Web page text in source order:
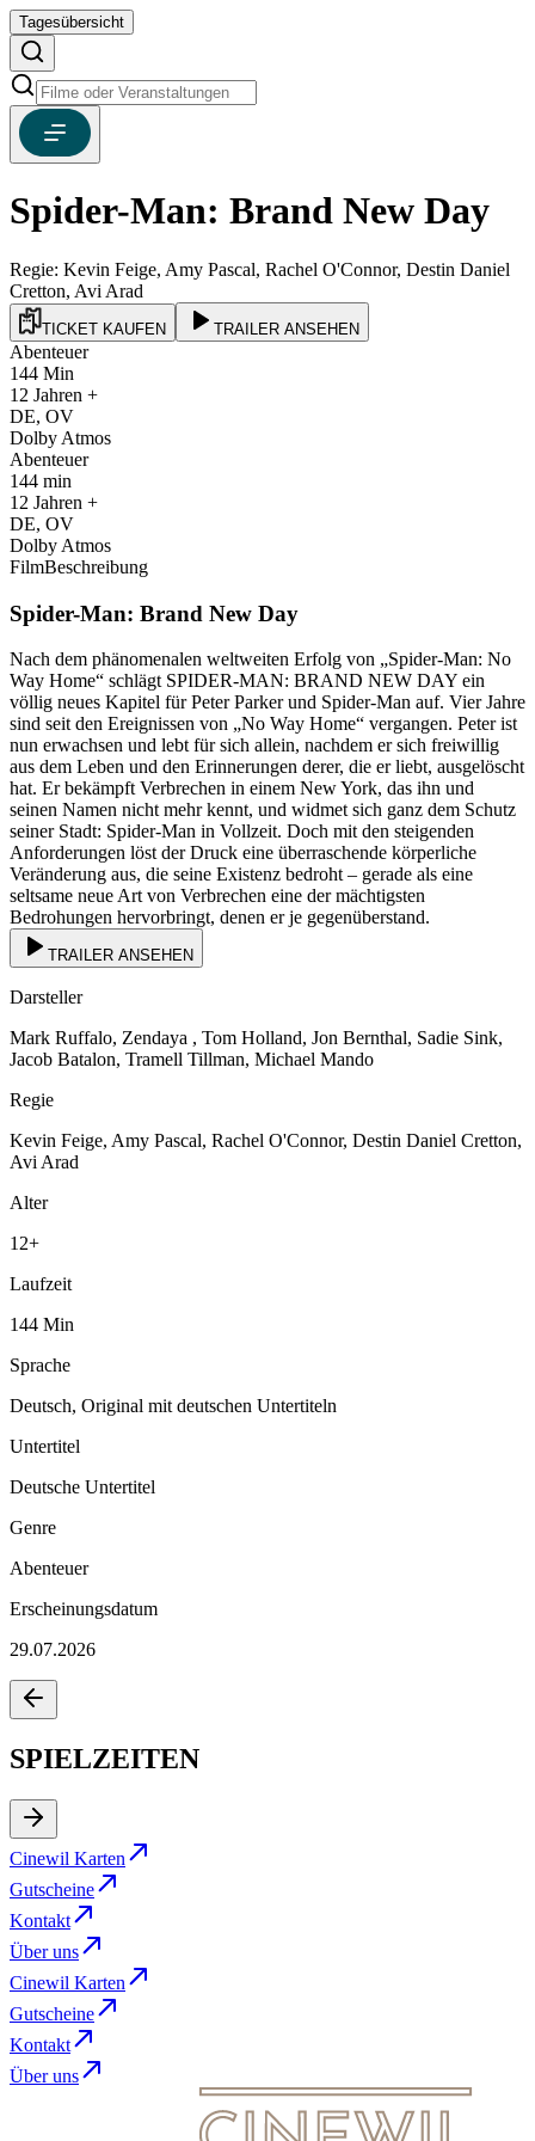
Tagesübersicht
Spider-Man: Brand New Day
Regie: Kevin Feige, Amy Pascal, Rachel O'Connor, Destin Daniel
Cretton, Avi Arad
TICKET KAUFEN TRAILER ANSEHEN
Abenteuer
144 Min
12 Jahren +
DE, OV
Dolby Atmos
Abenteuer
144 min
12 Jahren +
DE, OV
Dolby Atmos
FilmBeschreibung
Spider-Man: Brand New Day
Nach dem phänomenalen weltweiten Erfolg von „Spider-Man: No
Way Home“ schlägt SPIDER-MAN: BRAND NEW DAY ein
völlig neues Kapitel für Peter Parker und Spider-Man auf. Vier Jahre
sind seit den Ereignissen von „No Way Home“ vergangen. Peter ist
nun erwachsen und lebt für sich allein, nachdem er sich freiwillig
aus dem Leben und den Erinnerungen derer, die er liebt, ausgelöscht
hat. Er bekämpft Verbrechen in einem New York, das ihn und
seinen Namen nicht mehr kennt, und widmet sich ganz dem Schutz
seiner Stadt: Spider-Man in Vollzeit. Doch mit den steigenden
Anforderungen löst der Druck eine überraschende körperliche
Veränderung aus, die seine Existenz bedroht – gerade als eine
seltsame neue Art von Verbrechen eine der mächtigsten
Bedrohungen hervorbringt, denen er je gegenüberstand.
TRAILER ANSEHEN
Darsteller
Mark Ruffalo, Zendaya , Tom Holland, Jon Bernthal, Sadie Sink,
Jacob Batalon, Tramell Tillman, Michael Mando
Regie
Kevin Feige, Amy Pascal, Rachel O'Connor, Destin Daniel Cretton,
Avi Arad
Alter
12+
Laufzeit
144 Min
Sprache
Deutsch, Original mit deutschen Untertiteln
Untertitel
Deutsche Untertitel
Genre
Abenteuer
Erscheinungsdatum
29.07.2026
SPIELZEITEN
Cinewil Karten
Gutscheine
Kontakt
Über uns
Cinewil Karten
Gutscheine
Kontakt
Über uns